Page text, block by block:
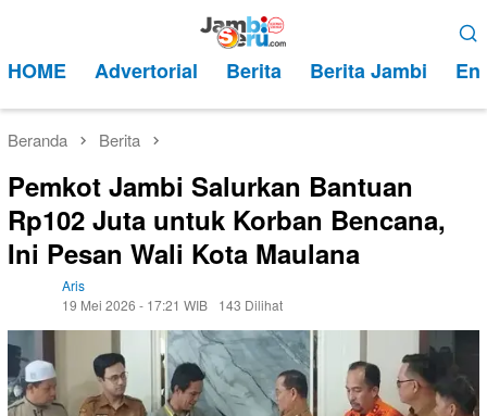
kontenMobile
HOME Advertorial Berita Berita Jambi
Beranda Berita
Pemkot Jambi Salurkan Bantuan
Rp102 Juta untuk Korban Bencana,
Ini Pesan Wali Kota Maulana
Aris
19 Mei 2026 - 17:21 WIB
143 Dilihat